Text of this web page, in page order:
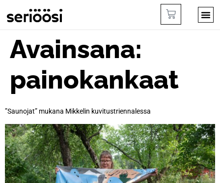
Avainsana:
painokankaat
”Saunojat” mukana Mikkelin kuvitustriennalessa